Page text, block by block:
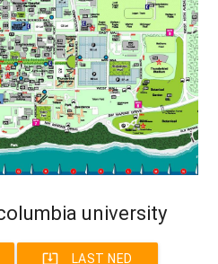
university
system_update_alt LAST NED